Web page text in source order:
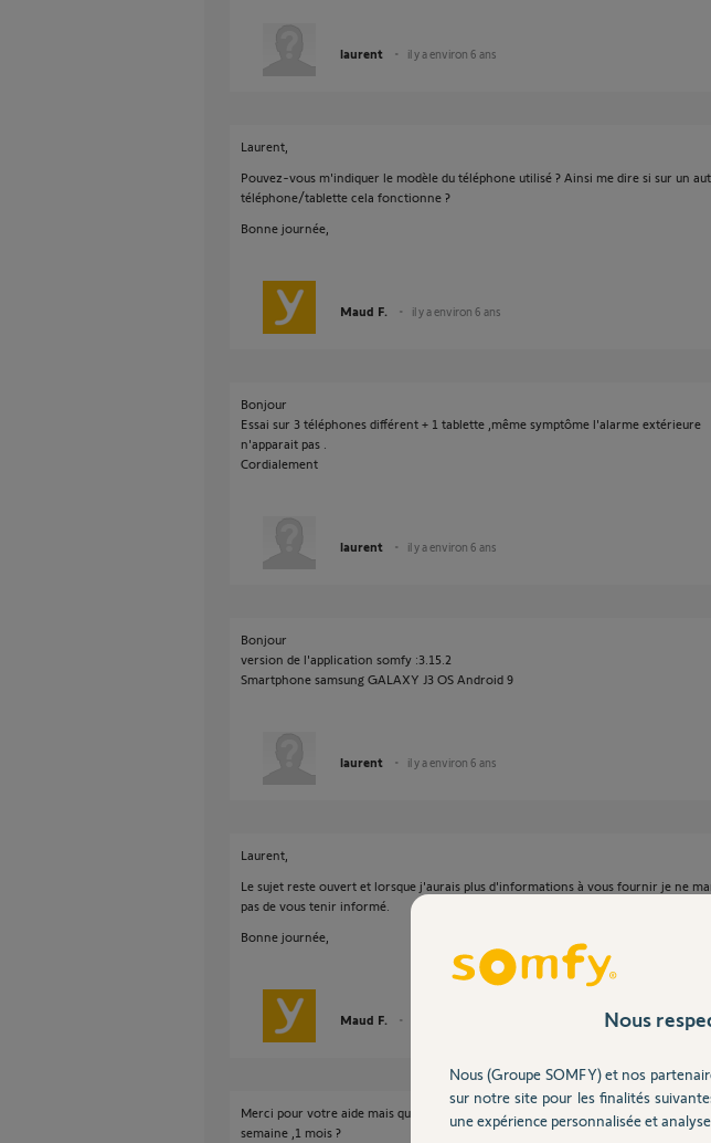
laurent il y a environ 6 ans
Laurent,
Pouvez-vous m'indiquer le modèle du téléphone utilisé ? Ainsi me dire si sur un
téléphone/tablette cela fonctionne ?
Bonne journée,
Maud F. il y a environ 6 ans
Bonjour
Essai sur 3 téléphones différent + 1 tablette ,même symptôme l'alarme extérieure
n'apparait pas .
Cordialement
laurent il y a environ 6 ans
Bonjour
version de l'application somfy :3.15.2
Smartphone samsung GALAXY J3 OS Android 9
laurent il y a environ 6 ans
Laurent,
Le sujet reste ouvert et lorsque j'aurais plus d'informations à vous fournir je ne
pas de vous tenir informé.
Bonne journée,
Maud F.
Merci pour votre aide mais que faire maintenant ,la résolution du problème peux
semaine ,1 mois ?
Nous
Nous (Groupe SOMFY) et nos
sur notre site pour les finalités
une expérience personnalisée et